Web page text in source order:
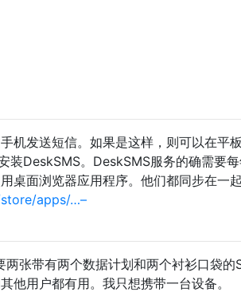
机发送短信。如果是这样，则可以在平
装DeskSMS。DeskSMS服务的确需要
桌面浏览器应用程序。他们都同步在一起
apps/…–
张带有两个数据计划和两个衬衫口袋的
他用户都有用。我只想携带一台设备。